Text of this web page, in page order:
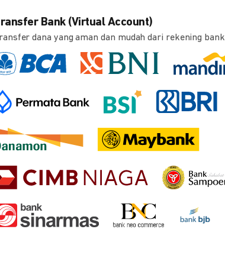
Bank (Virtual Account)
dana yang aman dan mudah dari rekening bank